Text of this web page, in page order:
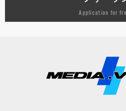
Application for